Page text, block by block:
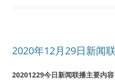
2020年12月29日新闻
20201229今日新闻联播主要内容